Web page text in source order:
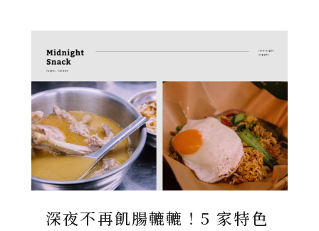
深夜不再飢腸轆轆！5 家特色